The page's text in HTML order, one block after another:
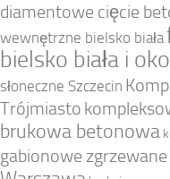
diamentowe cięcie
wewnętrzne bielsko biała
bielsko biała i
słoneczne Szczecin
Trójmiasto
brukowa betonowa
gabionowe zgrzewane